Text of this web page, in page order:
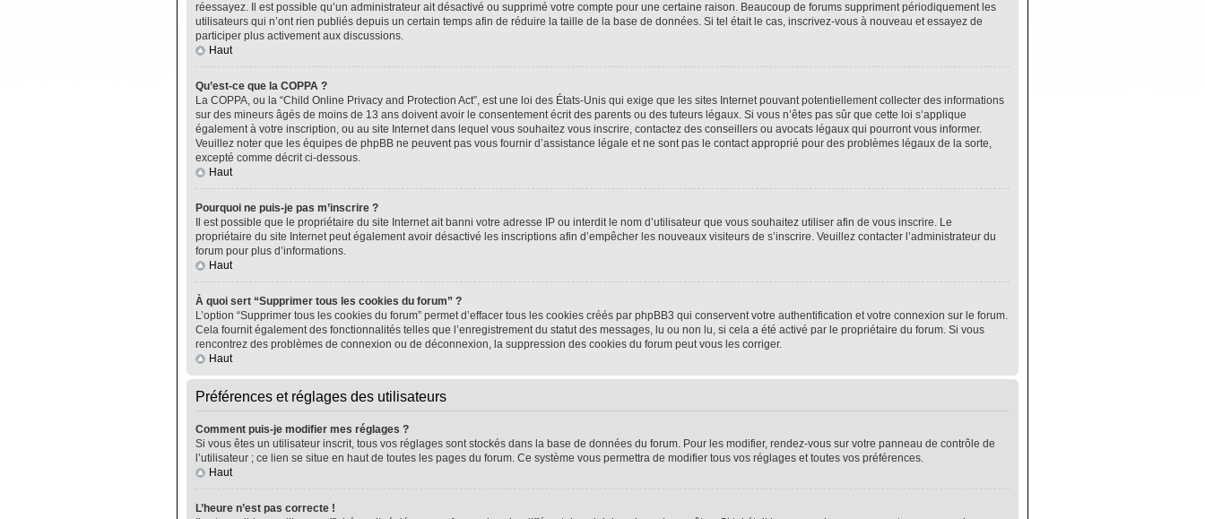
réessayez. Il est possible qu’un administrateur ait désactivé ou supprimé votre compte pour une certaine raison. Beaucoup de forums suppriment périodiquement les
utilisateurs qui n’ont rien publiés depuis un certain temps afin de réduire la taille de la base de données. Si tel était le cas, inscrivez-vous à nouveau et essayez de
participer plus activement aux discussions.
Haut
Qu’est-ce que la COPPA ?
La COPPA, ou la “Child Online Privacy and Protection Act”, est une loi des États-Unis qui exige que les sites Internet pouvant potentiellement collecter des informations
sur des mineurs âgés de moins de 13 ans doivent avoir le consentement écrit des parents ou des tuteurs légaux. Si vous n’êtes pas sûr que cette loi s’applique
également à votre inscription, ou au site Internet dans lequel vous souhaitez vous inscrire, contactez des conseillers ou avocats légaux qui pourront vous informer.
Veuillez noter que les équipes de phpBB ne peuvent pas vous fournir d’assistance légale et ne sont pas le contact approprié pour des problèmes légaux de la sorte,
excepté comme décrit ci-dessous.
Haut
Pourquoi ne puis-je pas m’inscrire ?
Il est possible que le propriétaire du site Internet ait banni votre adresse IP ou interdit le nom d’utilisateur que vous souhaitez utiliser afin de vous inscrire. Le
propriétaire du site Internet peut également avoir désactivé les inscriptions afin d’empêcher les nouveaux visiteurs de s’inscrire. Veuillez contacter l’administrateur du
forum pour plus d’informations.
Haut
À quoi sert “Supprimer tous les cookies du forum” ?
L’option “Supprimer tous les cookies du forum” permet d’effacer tous les cookies créés par phpBB3 qui conservent votre authentification et votre connexion sur le forum.
Cela fournit également des fonctionnalités telles que l’enregistrement du statut des messages, lu ou non lu, si cela a été activé par le propriétaire du forum. Si vous
rencontrez des problèmes de connexion ou de déconnexion, la suppression des cookies du forum peut vous les corriger.
Haut
Préférences et réglages des utilisateurs
Comment puis-je modifier mes réglages ?
Si vous êtes un utilisateur inscrit, tous vos réglages sont stockés dans la base de données du forum. Pour les modifier, rendez-vous sur votre panneau de contrôle de
l’utilisateur ; ce lien se situe en haut de toutes les pages du forum. Ce système vous permettra de modifier tous vos réglages et toutes vos préférences.
Haut
L’heure n’est pas correcte !